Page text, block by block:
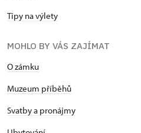
Tipy na výlety
MOHLO BY VÁS ZAJÍMAT
O zámku
Muzeum příběhů
Svatby a pronájmy